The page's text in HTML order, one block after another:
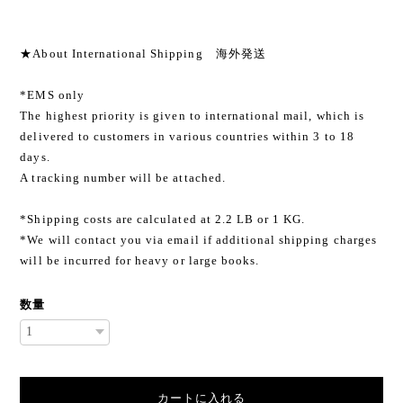
★About International Shipping 海外発送
*EMS only
The highest priority is given to international mail, which is
delivered to customers in various countries within 3 to 18
days.
A tracking number will be attached.
*Shipping costs are calculated at 2.2 LB or 1 KG.
*We will contact you via email if additional shipping charges
will be incurred for heavy or large books.
数量
カートに入れる